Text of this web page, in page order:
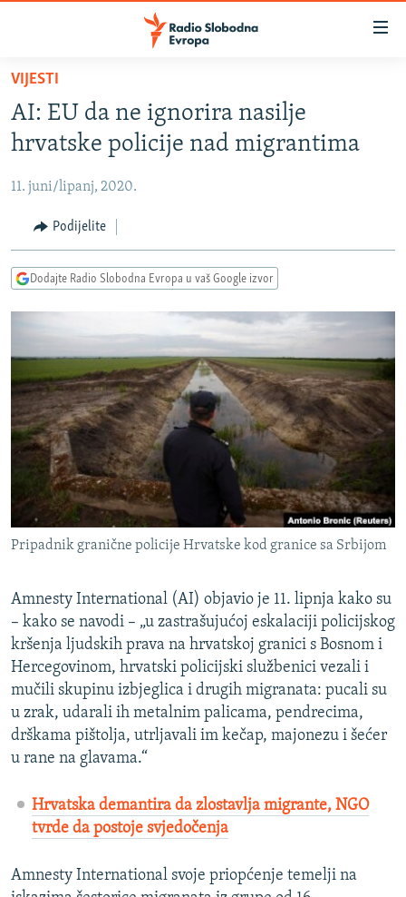
Pređite
glavni
sadržaj
na
navigaciju
Pređite
na
BOSNA I HERCEGOVINA
KOSOVO
CRNA GORA
VIDEO
INFOGRAFIKE
PODCASTI
KINA NA BALKANU
RSE PRIČE IZ SVIJETA
ISPRIČAJ MI
DNEVNO@RSE
SPECIJALI RSE
VIŠE OD NASLOVA
GENOCID U SREBRENICI
POPLAVE I KLIZIŠTA U BIH 2024.
TV LIBERTY
POST SCRIPTUM
MOJA EVROPA
TRI DECENIJE OD RATA U BIH
SVE KARTE DEJTONA
PRATITE NAS
Sve RFE/RL stranice
VIJESTI
AI: EU da ne ignorira nasilje
hrvatske policije nad migrantima
11. juni/lipanj, 2020.
Podijelite
Dodajte Radio Slobodna Evropa u vaš Google izvor
Pripadnik granične policije Hrvatske kod granice sa Srbijom
Amnesty International (AI) objavio je 11. lipnja kako su
– kako se navodi – „u zastrašujućoj eskalaciji policijskog
kršenja ljudskih prava na hrvatskoj granici s Bosnom i
Hercegovinom, hrvatski policijski službenici vezali i
mučili skupinu izbjeglica i drugih migranata: pucali su
u zrak, udarali ih metalnim palicama, pendrecima,
drškama pištolja, utrljavali im kečap, majonezu i šećer
u rane na glavama.“
Hrvatska demantira da zlostavlja migrante, NGO
tvrde da postoje svjedočenja
Amnesty International svoje priopćenje temelji na